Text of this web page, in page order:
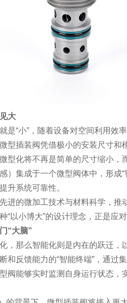
大
是“小”，随着设备对空间利用效
型插装阀凭借极小的安装尺寸和
型化将不再是简单的尺寸缩小，
）集成于一个微型阀体中，形成
升系统可靠性。
进的微加工技术与材料科学，
“以小博大”的设计理念，正是应
“大脑”
，那么智能化则是内在的跃迁，
和反馈能力的“智能终端”，通过
阀能够实时监测自身运行状态，